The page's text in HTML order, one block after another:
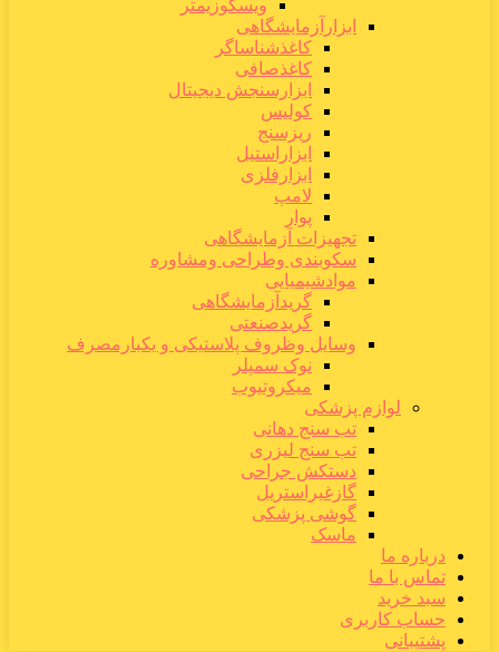
ویسکوزیمتر
ابزارآزمایشگاهی
کاغذشناساگر
کاغذصافی
ابزارسنجش دیجیتال
کولیس
ریزسنج
ابزاراستیل
ابزارفلزی
لامپ
پوار
تجهیزات آزمایشگاهی
سکوبندی وطراحی ومشاوره
موادشیمیایی
گریدآزمایشگاهی
گریدصنعتی
وسایل وظروف پلاستیکی و یکبارمصرف
نوک سمپلر
میکروتیوب
لوازم پزشکی
تب سنج دهانی
تب سنج لیزری
دستکش جراحی
گازغیراستریل
گوشی پزشکی
ماسک
درباره ما
تماس با ما
سبد خرید
حساب کاربری
پشتیبانی